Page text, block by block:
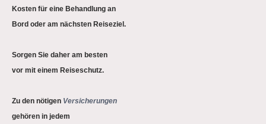
Kosten für eine Behandlung an
Bord oder am nächsten Reiseziel.
Sorgen Sie daher am besten
vor mit einem Reiseschutz.
Zu den nötigen Versicherungen
gehören in jedem